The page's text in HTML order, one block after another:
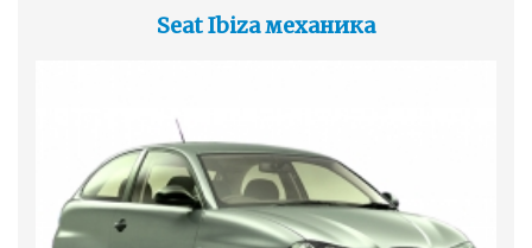
Seat Ibiza механика